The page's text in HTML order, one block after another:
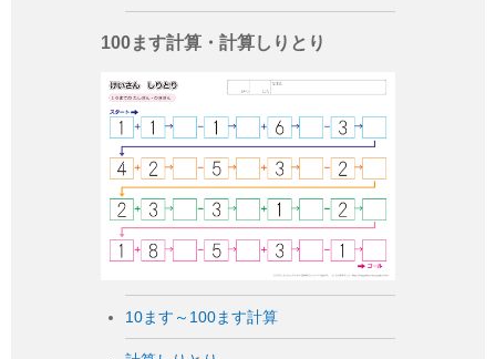
100ます計算・計算しりとり
10ます～100ます計算